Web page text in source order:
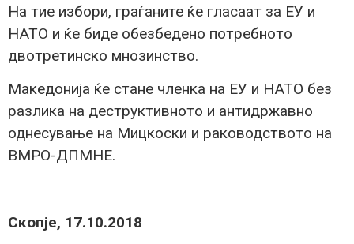
На тие избори, граѓаните ќе гласаат за ЕУ и
НАТО и ќе биде обезбедено потребното
двотретинско мнозинство.
Македонија ќе стане членка на ЕУ и НАТО без
разлика на деструктивното и антидржавно
однесување на Мицкоски и раководството на
ВМРО-ДПМНЕ.
Скопје, 17.10.2018